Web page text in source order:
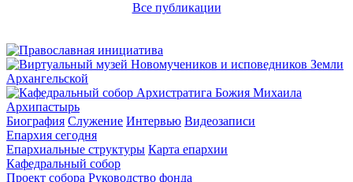
Все публикации
Архипастырь
Биография Служение Интервью Видеозаписи
Епархия сегодня
Епархиальные структуры Карта епархии
Кафедральный собор
Проект собора Руководство фонда